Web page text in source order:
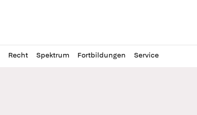
Recht Spektrum Fortbildungen Service